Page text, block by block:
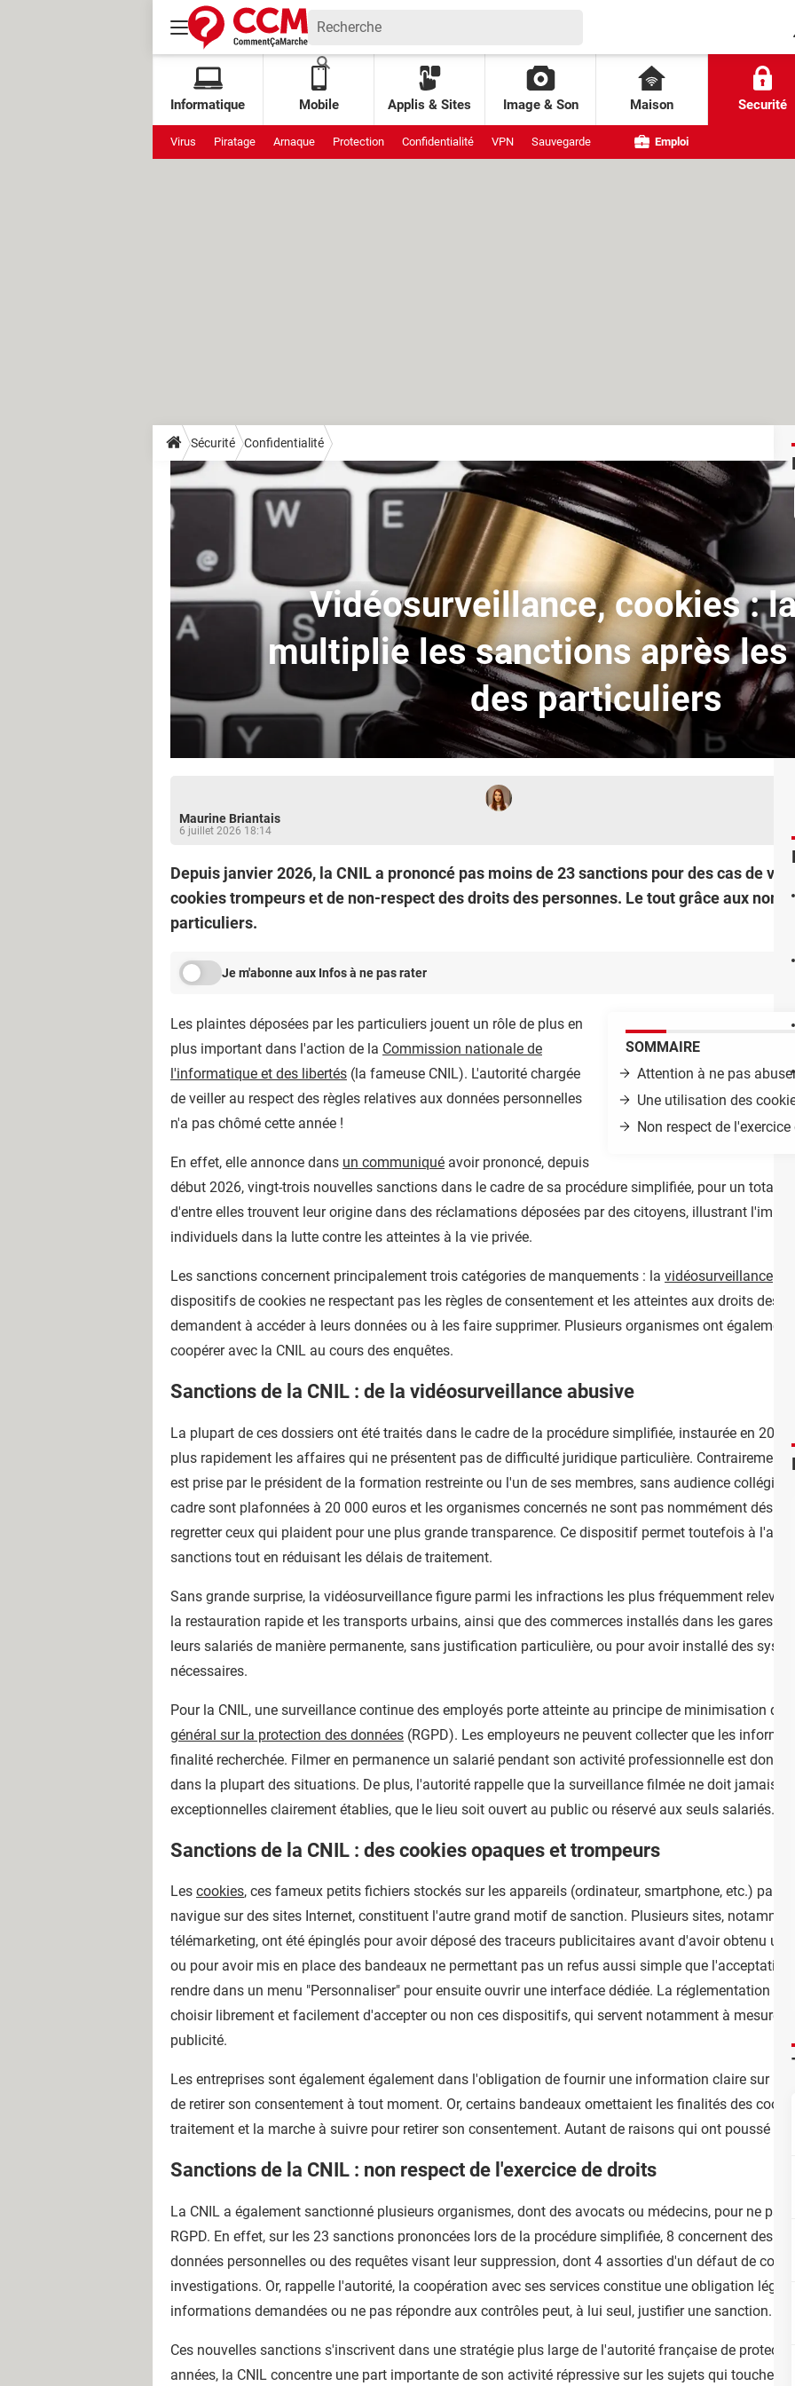
Informatique Mobile Applis & Sites Image & Son Maison Securité
Virus Piratage Arnaque Protection Confidentialité VPN Sauvegarde Emploi
Sécurité Confidentialité
Vidéosurveillance, cookies :
multiplie les sanctions après
des particuliers
Maurine Briantais
6 juillet 2026 18:14
Depuis janvier 2026, la CNIL a prononcé pas moins de 23 sanctions pour des cas de
cookies trompeurs et de non-respect des droits des personnes. Le tout grâce aux
particuliers.
Je m'abonne aux Infos à ne pas rater
SOMMAIRE
Attention à ne pas
Une utilisation des
Non respect de
Les plaintes déposées par les particuliers jouent un rôle de plus en
plus important dans l'action de la Commission nationale de
l'informatique et des libertés (la fameuse CNIL). L'autorité chargée
de veiller au respect des règles relatives aux données personnelles
n'a pas chômé cette année !
En effet, elle annonce dans un communiqué avoir prononcé, depuis
début 2026, vingt-trois nouvelles sanctions dans le cadre de sa procédure simplifiée, pour un total
d'entre elles trouvent leur origine dans des réclamations déposées par des citoyens, illustrant
individuels dans la lutte contre les atteintes à la vie privée.
Les sanctions concernent principalement trois catégories de manquements : la vidéosurveillance
dispositifs de cookies ne respectant pas les règles de consentement et les atteintes aux droits des
demandent à accéder à leurs données ou à les faire supprimer. Plusieurs organismes ont également
coopérer avec la CNIL au cours des enquêtes.
Sanctions de la CNIL : de la vidéosurveillance abusive
La plupart de ces dossiers ont été traités dans le cadre de la procédure simplifiée, instaurée en 2022.
plus rapidement les affaires qui ne présentent pas de difficulté juridique particulière. Contrairement
est prise par le président de la formation restreinte ou l'un de ses membres, sans audience
cadre sont plafonnées à 20 000 euros et les organismes concernés ne sont pas nommément
regretter ceux qui plaident pour une plus grande transparence. Ce dispositif permet toutefois à
sanctions tout en réduisant les délais de traitement.
Sans grande surprise, la vidéosurveillance figure parmi les infractions les plus fréquemment
la restauration rapide et les transports urbains, ainsi que des commerces installés dans les gares
leurs salariés de manière permanente, sans justification particulière, ou pour avoir installé des
nécessaires.
Pour la CNIL, une surveillance continue des employés porte atteinte au principe de minimisation des
général sur la protection des données (RGPD). Les employeurs ne peuvent collecter que les
finalité recherchée. Filmer en permanence un salarié pendant son activité professionnelle est donc
dans la plupart des situations. De plus, l'autorité rappelle que la surveillance filmée ne doit jamais
exceptionnelles clairement établies, que le lieu soit ouvert au public ou réservé aux seuls salariés.
Sanctions de la CNIL : des cookies opaques et trompeurs
Les cookies, ces fameux petits fichiers stockés sur les appareils (ordinateur, smartphone, etc.) par
navigue sur des sites Internet, constituent l'autre grand motif de sanction. Plusieurs sites,
télémarketing, ont été épinglés pour avoir déposé des traceurs publicitaires avant d'avoir obtenu un
ou pour avoir mis en place des bandeaux ne permettant pas un refus aussi simple que l'acceptation
rendre dans un menu "Personnaliser" pour ensuite ouvrir une interface dédiée. La réglementation
choisir librement et facilement d'accepter ou non ces dispositifs, qui servent notamment à mesurer
publicité.
Les entreprises sont également également dans l'obligation de fournir une information claire sur
de retirer son consentement à tout moment. Or, certains bandeaux omettaient les finalités des
traitement et la marche à suivre pour retirer son consentement. Autant de raisons qui ont poussé la
Sanctions de la CNIL : non respect de l'exercice de droits
La CNIL a également sanctionné plusieurs organismes, dont des avocats ou médecins, pour ne pas
RGPD. En effet, sur les 23 sanctions prononcées lors de la procédure simplifiée, 8 concernent des
données personnelles ou des requêtes visant leur suppression, dont 4 assorties d'un défaut de
investigations. Or, rappelle l'autorité, la coopération avec ses services constitue une obligation
informations demandées ou ne pas répondre aux contrôles peut, à lui seul, justifier une sanction.
Ces nouvelles sanctions s'inscrivent dans une stratégie plus large de l'autorité française de
années, la CNIL concentre une part importante de son activité répressive sur les sujets qui touchent